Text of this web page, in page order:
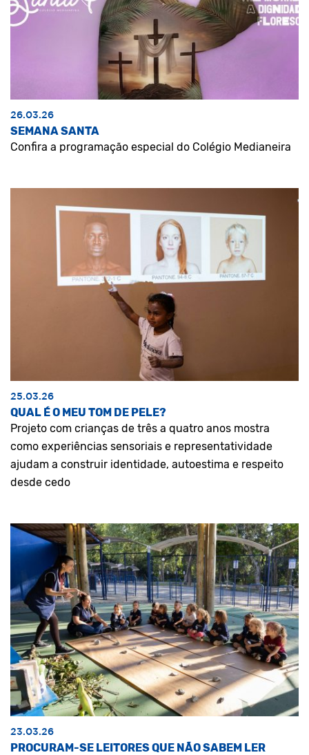
26.03.26
SEMANA SANTA
Confira a programação especial do Colégio Medianeira
25.03.26
QUAL É O MEU TOM DE PELE?
Projeto com crianças de três a quatro anos mostra
como experiências sensoriais e representatividade
ajudam a construir identidade, autoestima e respeito
desde cedo
23.03.26
PROCURAM-SE LEITORES QUE NÃO SABEM LER